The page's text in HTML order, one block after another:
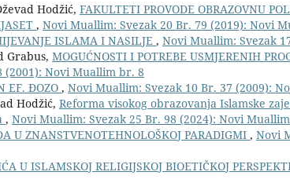
Hodžić, FAKULTETI PROVODE OBRAZOVNU
, Novi Muallim: Svezak 20 Br. 79 (2019): Novi
ISLAMA I NASILJE , Novi Muallim: Svezak
Grabus, MOGUĆNOSTI I POTREBE USMJERENIH
(2001): Novi Muallim br. 8
EF. ĐOZO , Novi Muallim: Svezak 10 Br. 37 (2009):
Hodžić, Reforma visokog obrazovanja Islamske
, Novi Muallim: Svezak 25 Br. 98 (2024): Novi
U ZNANSTVENOTEHNOLOŠKOJ PARADIGMI , Novi
U ISLAMSKOJ RELIGIJSKOJ BIOETIČKOJ